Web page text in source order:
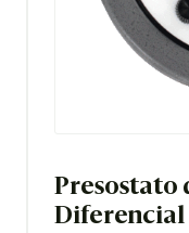
Presostato
Diferencial